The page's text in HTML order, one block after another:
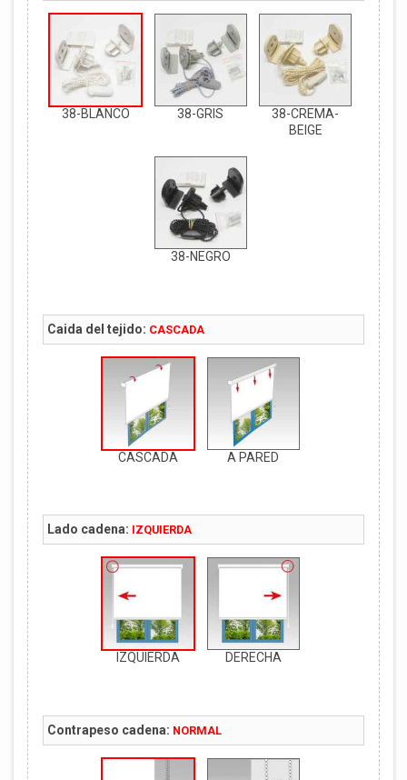
38-BLANCO 38-GRIS
38-CREMA-
BEIGE
38-NEGRO
Caida del tejido: CASCADA
CASCADA A PARED
Lado cadena: IZQUIERDA
IZQUIERDA DERECHA
Contrapeso cadena: NORMAL